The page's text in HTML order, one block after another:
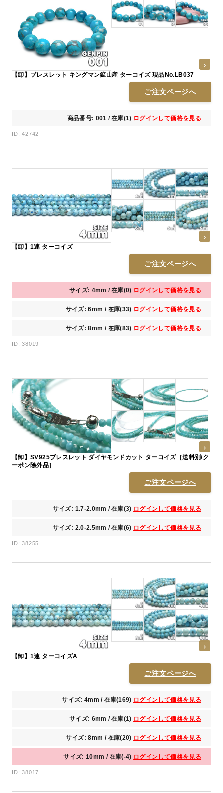
【卸】ブレスレット キングマン鉱山産 ターコイズ 現品No.LB037
ご注文ページへ
商品番号: 001 / 在庫(1) ログインして価格を見る
ID: 42742
【卸】1連 ターコイズ
ご注文ページへ
サイズ: 4mm / 在庫(0) ログインして価格を見る
サイズ: 6mm / 在庫(33) ログインして価格を見る
サイズ: 8mm / 在庫(83) ログインして価格を見る
ID: 38019
【卸】SV925ブレスレット ダイヤモンドカット ターコイズ［送料別/ク
ーポン除外品］
ご注文ページへ
サイズ: 1.7-2.0mm / 在庫(3) ログインして価格を見る
サイズ: 2.0-2.5mm / 在庫(6) ログインして価格を見る
ID: 38255
【卸】1連 ターコイズA
ご注文ページへ
サイズ: 4mm / 在庫(169) ログインして価格を見る
サイズ: 6mm / 在庫(1) ログインして価格を見る
サイズ: 8mm / 在庫(20) ログインして価格を見る
サイズ: 10mm / 在庫(-4) ログインして価格を見る
ID: 38017